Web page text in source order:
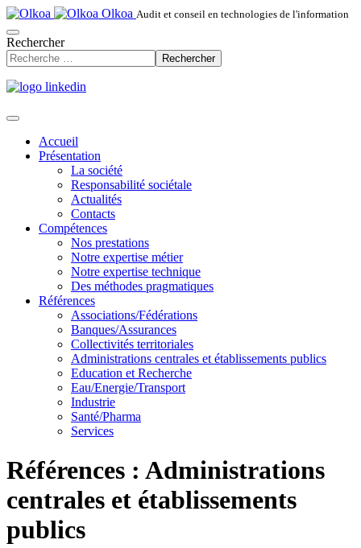
Olkoa Audit et conseil en technologies de l'information
Rechercher
Rechercher
Accueil
Présentation
La société
Responsabilité sociétale
Actualités
Contacts
Compétences
Nos prestations
Notre expertise métier
Notre expertise technique
Des méthodes pragmatiques
Références
Associations/Fédérations
Banques/Assurances
Collectivités territoriales
Administrations centrales et établissements publics
Education et Recherche
Eau/Energie/Transport
Industrie
Santé/Pharma
Services
Références : Administrations
centrales et établissements
publics